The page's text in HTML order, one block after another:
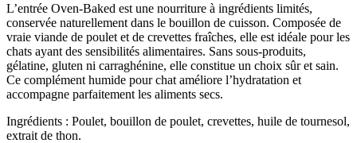
L’entrée Oven-Baked est une nourriture à ingrédients limités,
conservée naturellement dans le bouillon de cuisson. Composée de
vraie viande de poulet et de crevettes fraîches, elle est idéale pour les
chats ayant des sensibilités alimentaires. Sans sous-produits,
gélatine, gluten ni carraghénine, elle constitue un choix sûr et sain.
Ce complément humide pour chat améliore l’hydratation et
accompagne parfaitement les aliments secs.
Ingrédients : Poulet, bouillon de poulet, crevettes, huile de tournesol,
extrait de thon.